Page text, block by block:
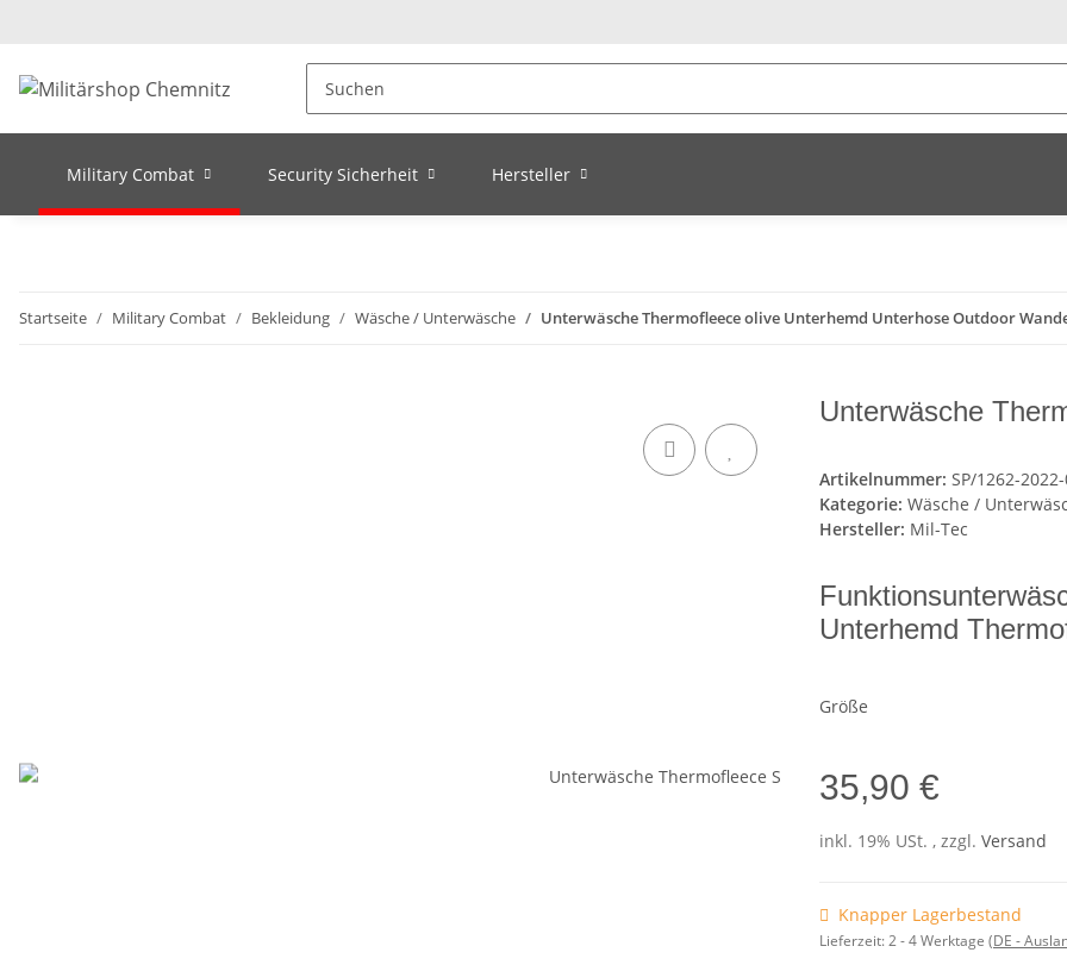
Military Combat Security Sicherheit Hersteller
Startseite Military Combat Bekleidung Wäsche / Unterwäsche Unterwäsche Thermofleece olive Unterhemd Unterhose Outdoor
Unterwäsche
Artikelnummer: SP/1262-2022-
Kategorie: Wäsche /
Hersteller: Mil-Tec
Unterhemd
Größe
35,90 €
inkl. 19% USt. , zzgl. Versand
Knapper Lagerbestand
Lieferzeit:2 - 4 Werktage (DE -